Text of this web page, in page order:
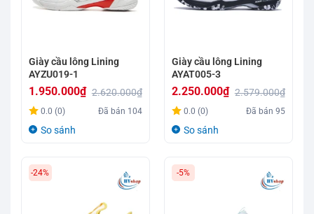
Giày cầu lông Lining
AYZU019-1
2.620.000₫
Giá
gốc
1.950.000₫
Giá
hiện
1.950.000₫.
0.0 (0) Đã bán 104
So sánh
Giày cầu lông Lining
AYAT005-3
2.579.000₫
Giá
gốc
2.250.000₫
Giá
hiện
2.250.000₫.
0.0 (0) Đã bán95
So sánh
-24% -5%